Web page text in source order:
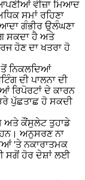
ਵੀਜ਼ਾ ਮਿਆਦ
ਸਮਾਂ ਰਹਿਣਾ
ਗੰਭੀਰ ਉਲੰਘਣਾ
ਸਕਦਾ ਹੈ ਅਤੇ
ਹੋਣ ਦਾ ਖਤਰਾ ਹੋ
ਨਿਕਲਦਿਆਂ
ਦੀ ਪਾਲਨਾ ਦੀ
ਰਿਪੋਰਟਾਂ ਦੇ ਕਾਰਨ
ਪੁੱਛਤਾਛ ਹੋ ਸਕਦੀ
ਅਤੇ ਕੌਂਸੁਲੇਟ ਤੁਹਾਡੇ
ਅਨੁਸਰਣ ਨਾ
'ਤੇ ਨਕਾਰਾਤਮਕ
ਸਗੋਂ ਹੋਰ ਦੇਸ਼ਾਂ ਲਈ